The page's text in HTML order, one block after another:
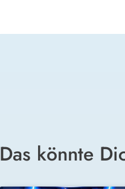
Das könnte